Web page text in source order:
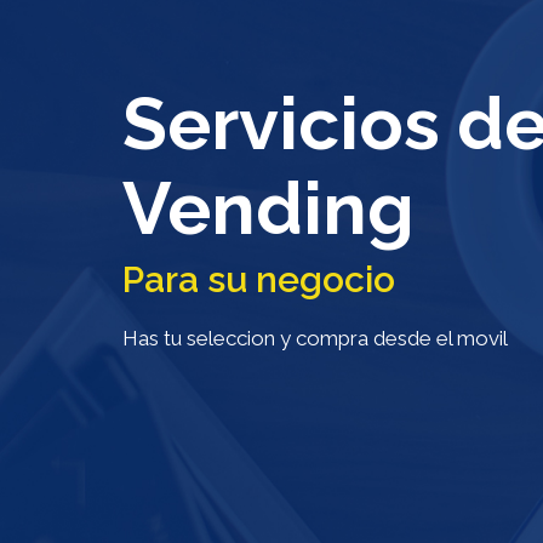
Servicios
Vending
Para su negocio
Has tu seleccion y compra desde el movil